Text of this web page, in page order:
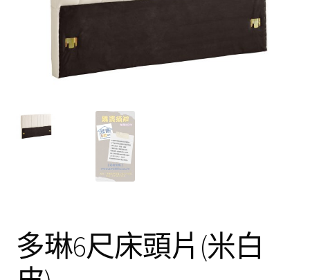
茶几
雙面櫃
鞋櫃
電視櫃&長櫃
餐櫃&收納櫃
臥室系列
多琳6尺床頭片(米白